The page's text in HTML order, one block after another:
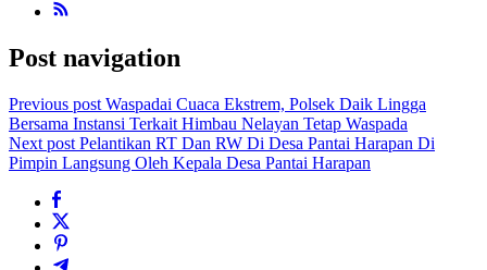
Post navigation
Previous post Waspadai Cuaca Ekstrem, Polsek Daik Lingga
Bersama Instansi Terkait Himbau Nelayan Tetap Waspada
Next post Pelantikan RT Dan RW Di Desa Pantai Harapan Di
Pimpin Langsung Oleh Kepala Desa Pantai Harapan